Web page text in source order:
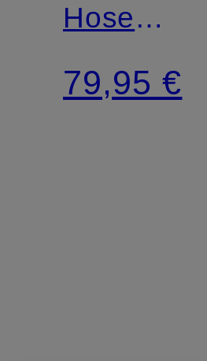
Hose
WARM
79,95 €